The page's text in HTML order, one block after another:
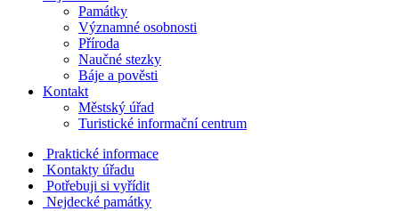
Památky
Významné osobnosti
Příroda
Naučné stezky
Báje a pověsti
Kontakt
Městský úřad
Turistické informační centrum
Praktické informace
Kontakty úřadu
Potřebuji si vyřídit
Nejdecké památky